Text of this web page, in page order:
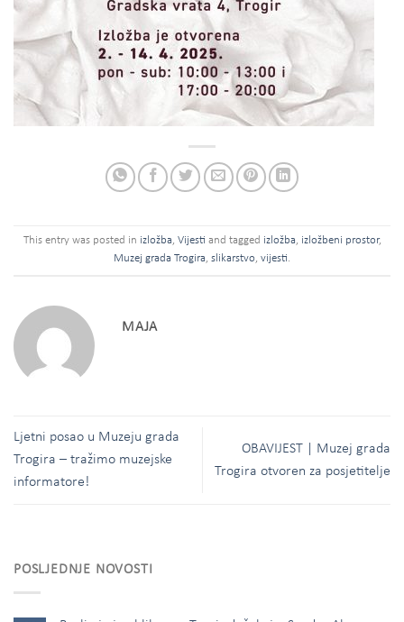
This entry was posted in izložba, Vijesti and tagged izložba, izložbeni prostor,
Muzej grada Trogira, slikarstvo, vijesti.
MAJA
Ljetni posao u Muzeju grada
Trogira – tražimo muzejske
informatore!
OBAVIJEST | Muzej grada
Trogira otvoren za posjetitelje
POSLJEDNJE NOVOSTI